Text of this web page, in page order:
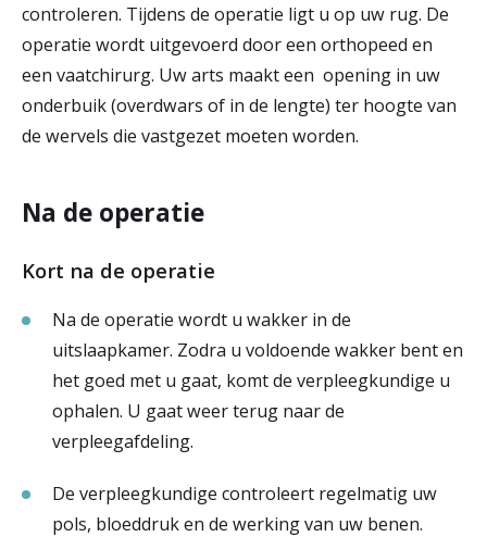
controleren. Tijdens de operatie ligt u op uw rug. De
operatie wordt uitgevoerd door een orthopeed en
een vaatchirurg. Uw arts maakt een opening in uw
onderbuik (overdwars of in de lengte) ter hoogte van
de wervels die vastgezet moeten worden.
Na de operatie
Kort na de operatie
Na de operatie wordt u wakker in de
uitslaapkamer. Zodra u voldoende wakker bent en
het goed met u gaat, komt de verpleegkundige u
ophalen. U gaat weer terug naar de
verpleegafdeling.
De verpleegkundige controleert regelmatig uw
pols, bloeddruk en de werking van uw benen.